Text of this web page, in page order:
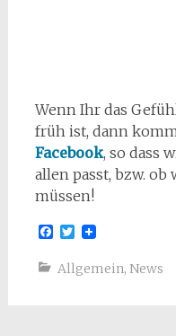
Wenn Ihr das
früh ist, dann
Facebook, so dass
allen passt, bzw.
müssen!
Facebook
Twitter
Allgemein, News